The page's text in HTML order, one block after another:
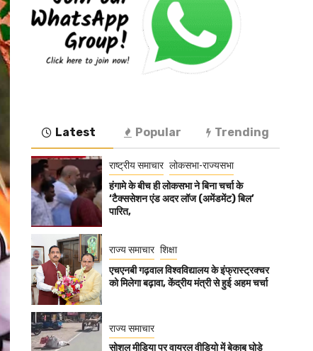
Latest Popular Trending
राष्ट्रीय समाचार लोकसभा-राज्यसभा
हंगामे के बीच ही लोकसभा ने बिना चर्चा के
‘टैक्ससेशन एंड अदर लॉज (अमेंडमेंट) बिल’
पारित,
राज्य समाचार शिक्षा
एचएनबी गढ़वाल विश्वविद्यालय के इंफ्रास्ट्रक्चर
को मिलेगा बढ़ावा, केंद्रीय मंत्री से हुई अहम चर्चा
राज्य समाचार
सोशल मीडिया पर वायरल वीडियो में बेकाबू घोड़े